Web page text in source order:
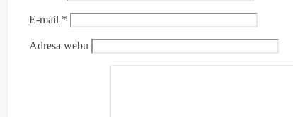
E-mail *
Adresa webu